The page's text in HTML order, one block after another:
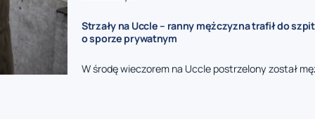
Strzały na Uccle – ranny mężczyzna trafił do
o sporze prywatnym
W środę wieczorem na Uccle postrzelony został